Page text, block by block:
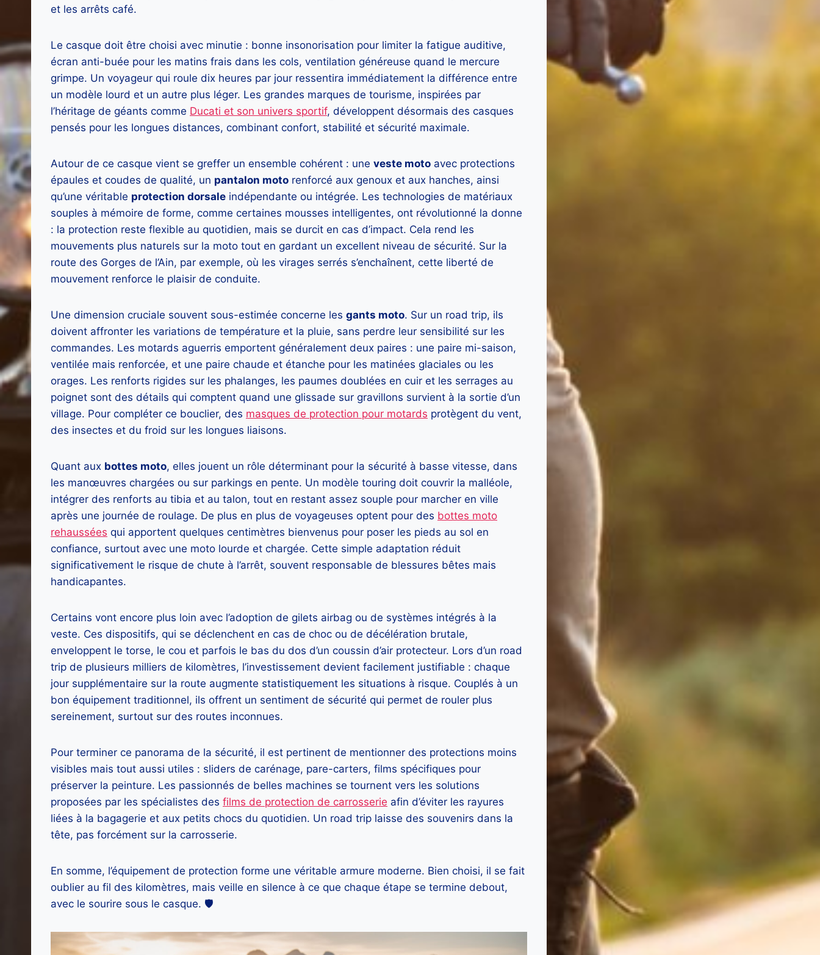
et les arrêts café.
Le casque doit être choisi avec minutie : bonne insonorisation pour limiter la fatigue auditive,
écran anti-buée pour les matins frais dans les cols, ventilation généreuse quand le mercure
grimpe. Un voyageur qui roule dix heures par jour ressentira immédiatement la différence entre
un modèle lourd et un autre plus léger. Les grandes marques de tourisme, inspirées par
l’héritage de géants comme Ducati et son univers sportif, développent désormais des casques
pensés pour les longues distances, combinant confort, stabilité et sécurité maximale.
Autour de ce casque vient se greffer un ensemble cohérent : une veste moto avec protections
épaules et coudes de qualité, un pantalon moto renforcé aux genoux et aux hanches, ainsi
qu’une véritable protection dorsale indépendante ou intégrée. Les technologies de matériaux
souples à mémoire de forme, comme certaines mousses intelligentes, ont révolutionné la donne
: la protection reste flexible au quotidien, mais se durcit en cas d’impact. Cela rend les
mouvements plus naturels sur la moto tout en gardant un excellent niveau de sécurité. Sur la
route des Gorges de l’Ain, par exemple, où les virages serrés s’enchaînent, cette liberté de
mouvement renforce le plaisir de conduite.
Une dimension cruciale souvent sous-estimée concerne les gants moto. Sur un road trip, ils
doivent affronter les variations de température et la pluie, sans perdre leur sensibilité sur les
commandes. Les motards aguerris emportent généralement deux paires : une paire mi-saison,
ventilée mais renforcée, et une paire chaude et étanche pour les matinées glaciales ou les
orages. Les renforts rigides sur les phalanges, les paumes doublées en cuir et les serrages au
poignet sont des détails qui comptent quand une glissade sur gravillons survient à la sortie d’un
village. Pour compléter ce bouclier, des masques de protection pour motards protègent du vent,
des insectes et du froid sur les longues liaisons.
Quant aux bottes moto, elles jouent un rôle déterminant pour la sécurité à basse vitesse, dans
les manœuvres chargées ou sur parkings en pente. Un modèle touring doit couvrir la malléole,
intégrer des renforts au tibia et au talon, tout en restant assez souple pour marcher en ville
après une journée de roulage. De plus en plus de voyageuses optent pour des bottes moto
rehaussées qui apportent quelques centimètres bienvenus pour poser les pieds au sol en
confiance, surtout avec une moto lourde et chargée. Cette simple adaptation réduit
significativement le risque de chute à l’arrêt, souvent responsable de blessures bêtes mais
handicapantes.
Certains vont encore plus loin avec l’adoption de gilets airbag ou de systèmes intégrés à la
veste. Ces dispositifs, qui se déclenchent en cas de choc ou de décélération brutale,
enveloppent le torse, le cou et parfois le bas du dos d’un coussin d’air protecteur. Lors d’un road
trip de plusieurs milliers de kilomètres, l’investissement devient facilement justifiable : chaque
jour supplémentaire sur la route augmente statistiquement les situations à risque. Couplés à un
bon équipement traditionnel, ils offrent un sentiment de sécurité qui permet de rouler plus
sereinement, surtout sur des routes inconnues.
Pour terminer ce panorama de la sécurité, il est pertinent de mentionner des protections moins
visibles mais tout aussi utiles : sliders de carénage, pare-carters, films spécifiques pour
préserver la peinture. Les passionnés de belles machines se tournent vers les solutions
proposées par les spécialistes des films de protection de carrosserie afin d’éviter les rayures
liées à la bagagerie et aux petits chocs du quotidien. Un road trip laisse des souvenirs dans la
tête, pas forcément sur la carrosserie.
En somme, l’équipement de protection forme une véritable armure moderne. Bien choisi, il se fait
oublier au fil des kilomètres, mais veille en silence à ce que chaque étape se termine debout,
avec le sourire sous le casque. 🛡️